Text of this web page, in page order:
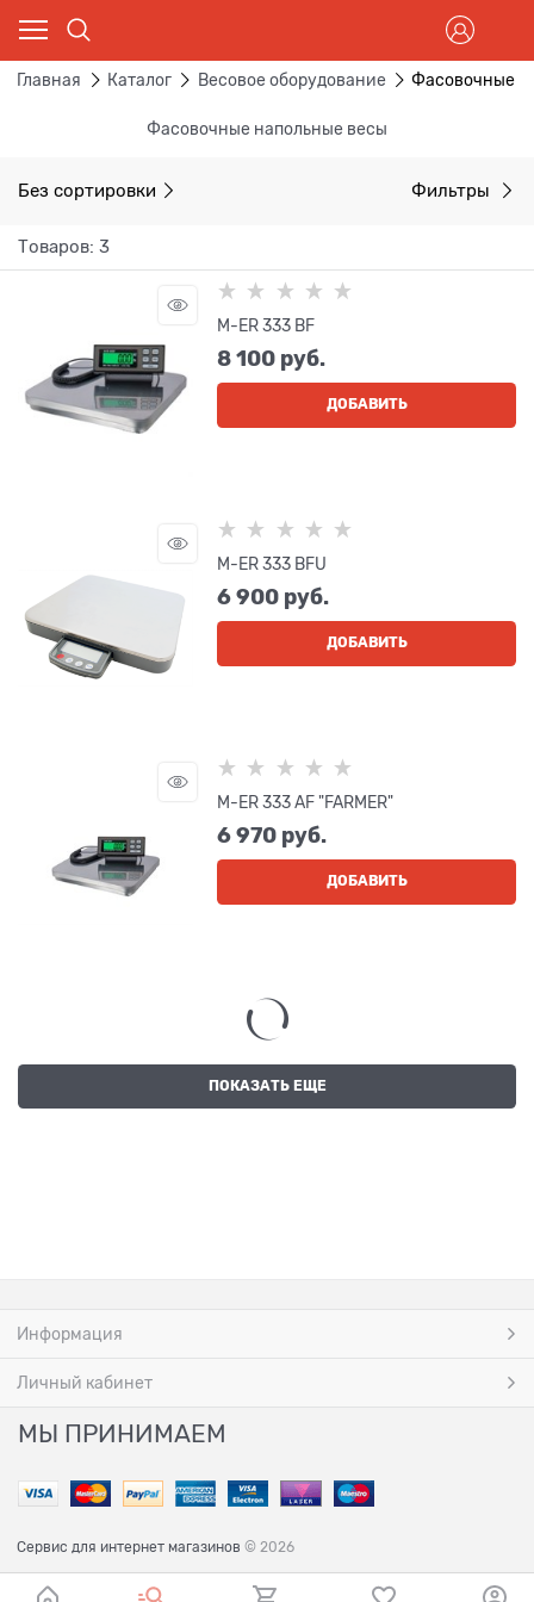
Главная Каталог Весовое оборудование Фасовочные
Фасовочные напольные весы
Без сортировки Фильтры
Товаров: 3
M-ER 333 BF
8 100 руб.
ДОБАВИТЬ
M-ER 333 BFU
6 900 руб.
ДОБАВИТЬ
M-ER 333 AF "FARMER"
6 970 руб.
ДОБАВИТЬ
ПОКАЗАТЬ ЕЩЕ
Информация
Личный кабинет
МЫ ПРИНИМАЕМ
Сервис для интернет магазинов © 2026